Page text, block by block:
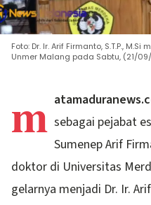
Foto: Dr. Ir. Arif Firmanto, S.T.P.,
Unmer Malang pada Sabtu, (21/
m sebagai pejabat
Sumenep Arif
doktor di Universitas
gelarnya menjadi Dr. Ir.